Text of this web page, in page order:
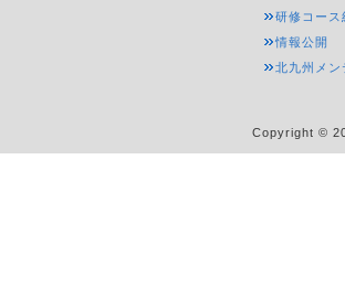
研修コース
情報公開
北九州メン
Copyright ©